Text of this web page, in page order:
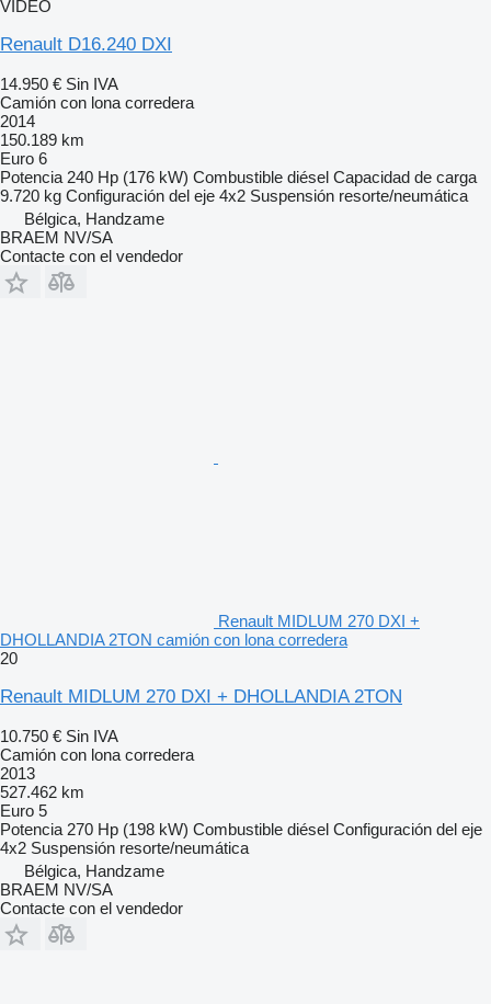
VÍDEO
Renault D16.240 DXI
14.950 € Sin IVA
Camión con lona corredera
2014
150.189 km
Euro 6
Potencia 240 Hp (176 kW) Combustible diésel Capacidad de carga
9.720 kg Configuración del eje 4x2 Suspensión resorte/neumática
Bélgica, Handzame
BRAEM NV/SA
Contacte con el vendedor
Renault MIDLUM 270 DXI +
DHOLLANDIA 2TON camión con lona corredera
20
Renault MIDLUM 270 DXI + DHOLLANDIA 2TON
10.750 € Sin IVA
Camión con lona corredera
2013
527.462 km
Euro 5
Potencia 270 Hp (198 kW) Combustible diésel Configuración del eje
4x2 Suspensión resorte/neumática
Bélgica, Handzame
BRAEM NV/SA
Contacte con el vendedor